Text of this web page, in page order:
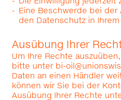
Eine Beschwerde bei
den Datenschutz in
Ausübung Ihrer
Um Ihre Rechte
bitte unter bi-
Daten an einen Händler
können wir Sie bei der
Ausübung Ihrer Rechte